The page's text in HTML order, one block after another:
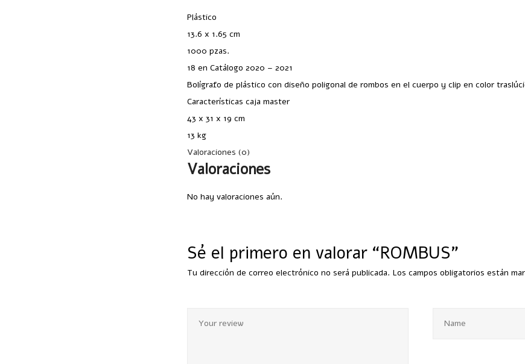
Plástico
13.6 x 1.65 cm
1000 pzas.
18 en Catálogo 2020 – 2021
Bolígrafo de plástico con diseño poligonal de rombos en el cuerpo y clip en color
Características caja master
43 x 31 x 19 cm
13 kg
Valoraciones (0)
Valoraciones
No hay valoraciones aún.
Sé el primero en valorar “ROMBUS”
Tu dirección de correo electrónico no será publicada. Los campos obligatorios están